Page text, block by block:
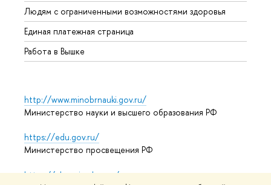
Людям с ограниченными возможностями здоровья
Единая платежная страница
Работа в Вышке
http://www.minobrnauki.gov.ru/
Министерство науки и высшего образования РФ
https://edu.gov.ru/
Министерство просвещения РФ
https://elearning.hse.ru/mooc